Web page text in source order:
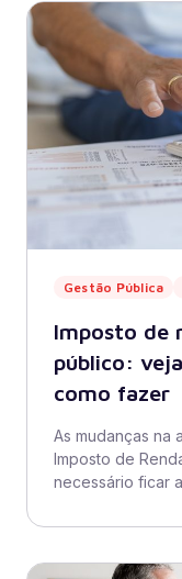
Gestão Pública
Imposto de
público:
como fazer
As mudanças na
Imposto de
necessário ficar